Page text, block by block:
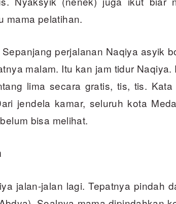
mama pelatihan.
perjalanan Naqiya asyik
malam. Itu kan jam tidur Naqiya.
lima secara gratis, tis, tis.
jendela kamar, seluruh kota
bisa melihat.
jalan-jalan lagi. Tepatnya pindah